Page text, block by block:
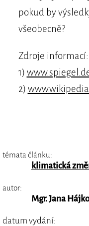
pokud by
všeobecně?
Zdroje informací:
1)
2)
témata článku:
klimatická
autor:
Mgr. Jana
datum vydání: